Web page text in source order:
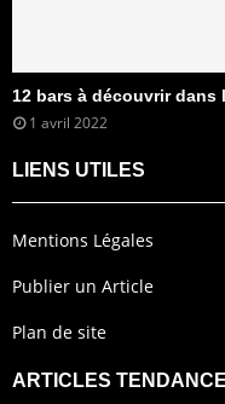
12 bars à découvrir
1 avril 2022
LIENS UTILES
Mentions Légales
Publier un Article
Plan de site
ARTICLES